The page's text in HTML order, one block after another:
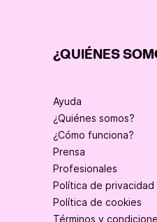
¿QUIÉNES
Ayuda
¿Quiénes somos?
¿Cómo funciona?
Prensa
Profesionales
Política de privacidad
Política de cookies
Términos y